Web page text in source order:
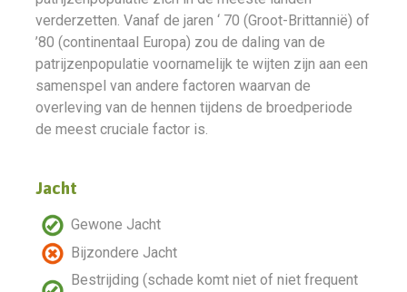
verderzetten. Vanaf de jaren ‘ 70 (Groot-Brittannië) of
’80 (continentaal Europa) zou de daling van de
patrijzenpopulatie voornamelijk te wijten zijn aan een
samenspel van andere factoren waarvan de
overleving van de hennen tijdens de broedperiode
de meest cruciale factor is.
Jacht
Gewone Jacht
Bijzondere Jacht
Bestrijding (schade komt niet of niet frequent